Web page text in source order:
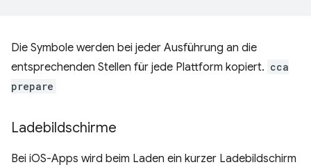
Die Symbole werden bei jeder Ausführung an die
entsprechenden Stellen für jede Plattform kopiert. cca
prepare
Ladebildschirme
Bei iOS-Apps wird beim Laden ein kurzer Ladebildschirm